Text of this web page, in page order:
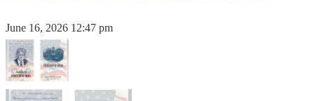
June 16, 2026 12:47 pm